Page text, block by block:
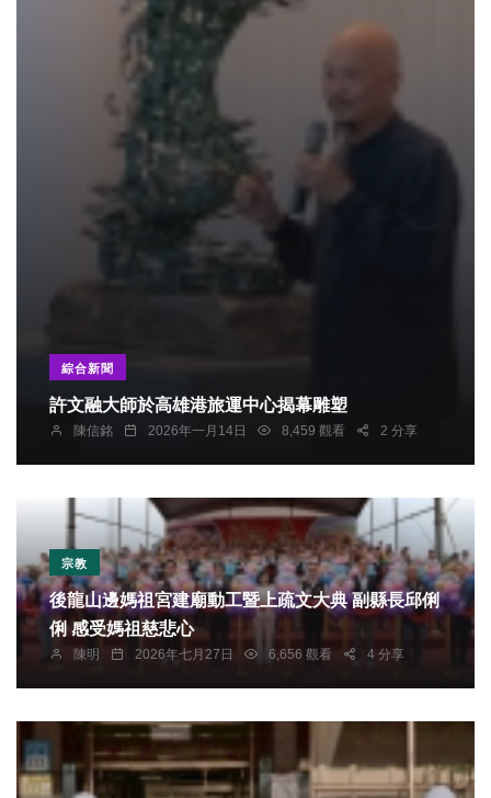
綜合新聞
許文融大師於高雄港旅運中心揭幕雕塑
陳信銘 2026年一月14日 8,459 觀看 2 分享
宗教
後龍山邊媽祖宮建廟動工暨上疏文大典 副縣長邱俐
俐 感受媽祖慈悲心
陳明 2026年七月27日 6,656 觀看 4 分享